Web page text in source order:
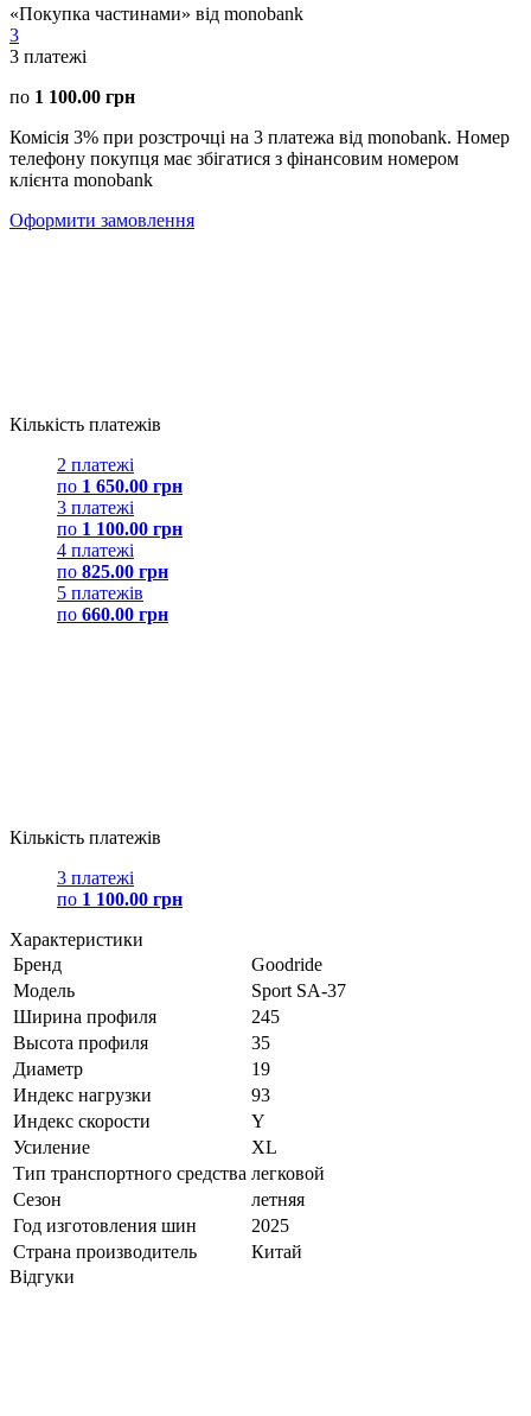
«Покупка частинами» від monobank
3
3 платежі
по 1 100.00 грн
Комісія 3% при розстрочці на 3 платежа від monobank. Номер
телефону покупця має збігатися з фінансовим номером
клієнта monobank
Оформити замовлення
Кількість платежів
2 платежі
по 1 650.00 грн
3 платежі
по 1 100.00 грн
4 платежі
по 825.00 грн
5 платежів
по 660.00 грн
Кількість платежів
3 платежі
по 1 100.00 грн
Характеристики
Бренд
Goodride
Модель
Sport SA-37
Ширина профиля
245
Высота профиля
35
Диаметр
19
Индекс нагрузки
93
Индекс скорости
Y
Усиление
XL
Тип транспортного средства легковой
Сезон
летняя
Год изготовления шин
2025
Страна производитель
Китай
Відгуки